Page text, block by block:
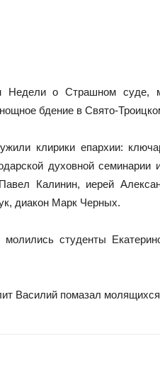
о Страшном суде,
бдение в Свято-
клирики епархии:
духовной семинарии
Калинин, иерей
диакон Марк Черных.
студенты
Василий помазал